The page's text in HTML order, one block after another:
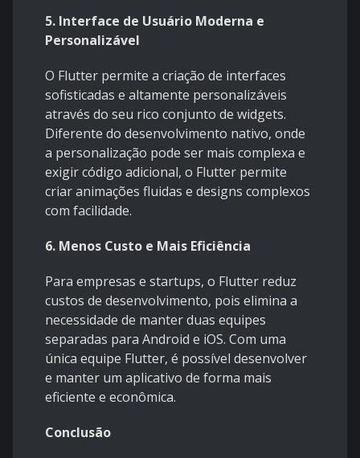
5. Interface de Usuário Moderna e
Personalizável
O Flutter permite a criação de interfaces
sofisticadas e altamente personalizáveis
através do seu rico conjunto de widgets.
Diferente do desenvolvimento nativo, onde
a personalização pode ser mais complexa e
exigir código adicional, o Flutter permite
criar animações fluidas e designs complexos
com facilidade.
6. Menos Custo e Mais Eficiência
Para empresas e startups, o Flutter reduz
custos de desenvolvimento, pois elimina a
necessidade de manter duas equipes
separadas para Android e iOS. Com uma
única equipe Flutter, é possível desenvolver
e manter um aplicativo de forma mais
eficiente e econômica.
Conclusão